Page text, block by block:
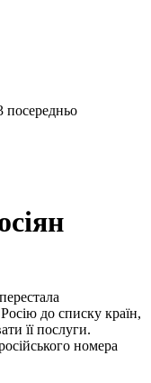
до списку країн,
її послуги.
номера